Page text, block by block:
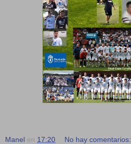
Manel en 17:20 No hay comentarios: